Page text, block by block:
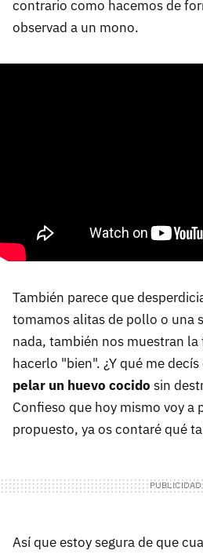
contrario como hacemos de
observad a un mono.
También parece que
tomamos alitas de pollo o una
nada, también nos muestran
hacerlo "bien". ¿Y qué me decís
pelar un huevo cocido sin
Confieso que hoy mismo voy a
propuesto, ya os contaré qué
Así que estoy segura de que